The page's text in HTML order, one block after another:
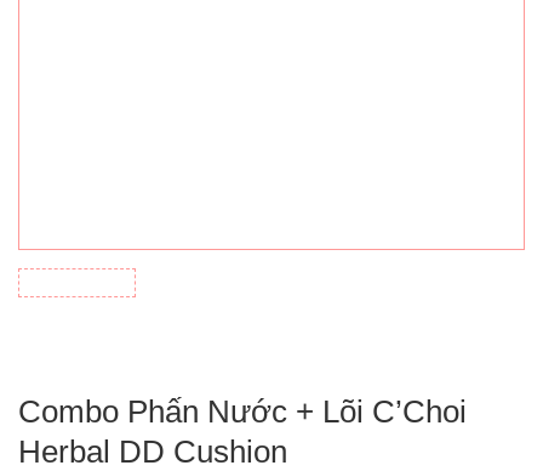
Combo Phấn Nước + Lõi C’Choi
Herbal DD Cushion